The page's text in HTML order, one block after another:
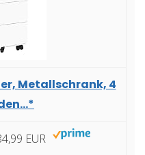
Metallschrank, 4
EUR